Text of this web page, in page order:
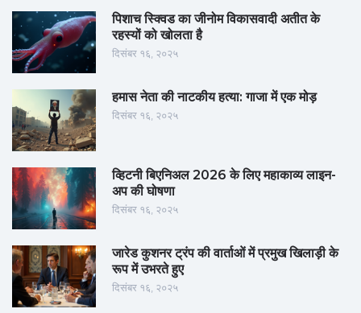
पिशाच स्क्विड का जीनोम विकासवादी अतीत के
रहस्यों को खोलता है
दिसंबर १६, २०२५
हमास नेता की नाटकीय हत्या: गाजा में एक मोड़
दिसंबर १६, २०२५
व्हिटनी बिएनिअल 2026 के लिए महाकाव्य लाइन-
अप की घोषणा
दिसंबर १६, २०२५
जारेड कुशनर ट्रंप की वार्ताओं में प्रमुख खिलाड़ी के
रूप में उभरते हुए
दिसंबर १६, २०२५